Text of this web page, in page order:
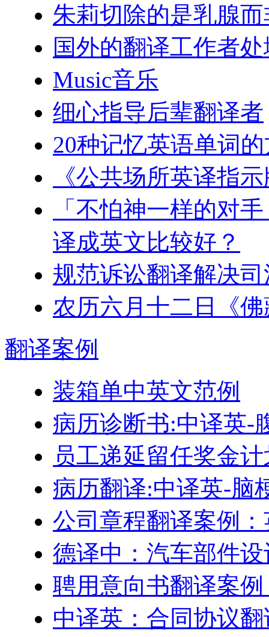
朱莉切除的是乳腺
国外的翻译工作者
Music音乐
细心指导后辈翻译者
20种记忆英语单词
《公共场所英译指
「不怕神一样的对
译成英文比较好？
规范诉讼翻译解决
农历六月十二日《
翻译案例
装箱单中英文范例
病历诊断书:中译英-
员工递延留任奖金计
病历翻译:中译英-脑
公司章程翻译案例
德译中：汽车部件
聘用意向书翻译案
中译英：合同协议